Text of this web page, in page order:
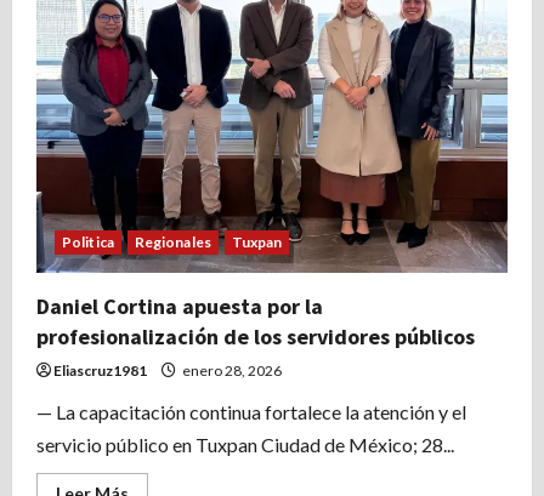
la
Mujer
2026
Politica Regionales Tuxpan
Daniel Cortina apuesta por la
profesionalización de los servidores públicos
Eliascruz1981 enero 28, 2026
— La capacitación continua fortalece la atención y el
servicio público en Tuxpan Ciudad de México; 28...